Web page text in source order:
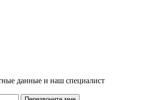
данные и наш специалист